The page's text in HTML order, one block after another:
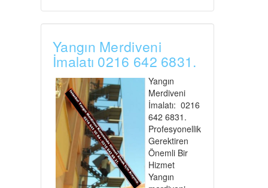
Yangın Merdiveni
İmalatı 0216 642 6831.
Yangın
Merdiveni
İmalatı: 0216
642 6831.
Profesyonellik
Gerektiren
Önemli Bir
Hizmet
Yangın